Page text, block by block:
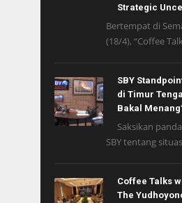
Strategic
Bertempat di
(18/4), “Coffee
SBY
di Timur
Bakal
Saksikan
SBY tentang
Coffee Talks
The